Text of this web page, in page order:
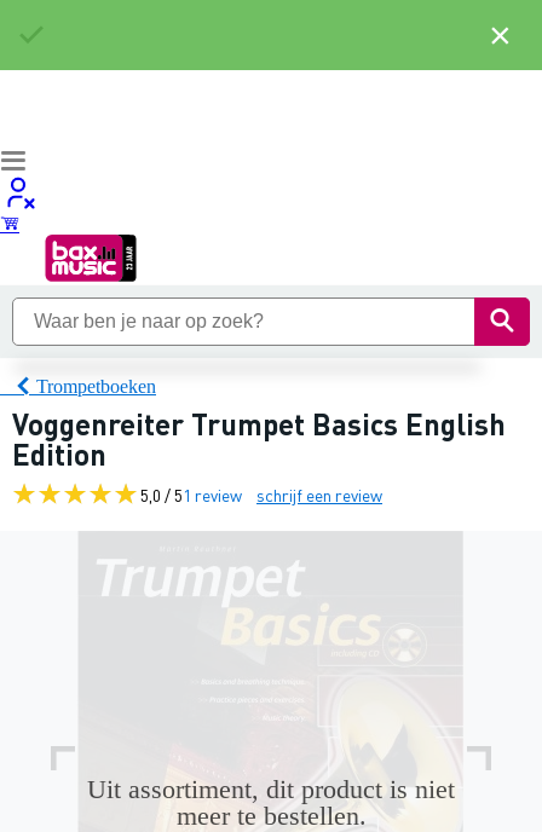
Trompetboeken
Voggenreiter Trumpet Basics English
Edition
5,0 / 51 review schrijf een review
Uit assortiment, dit product is niet
meer te bestellen.
×